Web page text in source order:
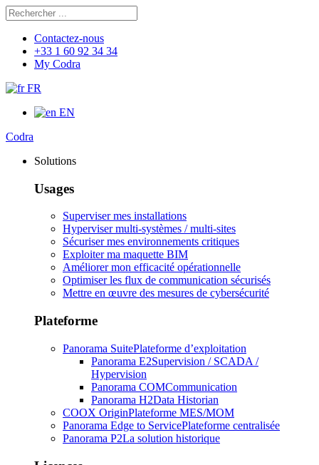
Rechercher
Contactez-nous
+33 1 60 92 34 34
My Codra
FR
EN
Codra
Solutions
Usages
Superviser mes installations
Hyperviser multi-systèmes / multi-sites
Sécuriser mes environnements critiques
Exploiter ma maquette BIM
Améliorer mon efficacité opérationnelle
Optimiser les flux de communication sécurisés
Mettre en œuvre des mesures de cybersécurité
Plateforme
Panorama SuitePlateforme d’exploitation
Panorama E2Supervision / SCADA /
Hypervision
Panorama COMCommunication
Panorama H2Data Historian
COOX OriginPlateforme MES/MOM
Panorama Edge to ServicePlateforme centralisée
Panorama P2La solution historique